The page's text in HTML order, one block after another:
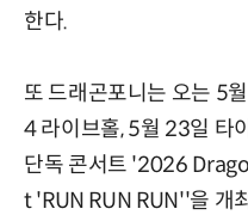
한다.
또 드래곤포니는 오는 5
4 라이브홀, 5월 23일 타
단독 콘서트 '2026
t 'RUN RUN RUN''을 개